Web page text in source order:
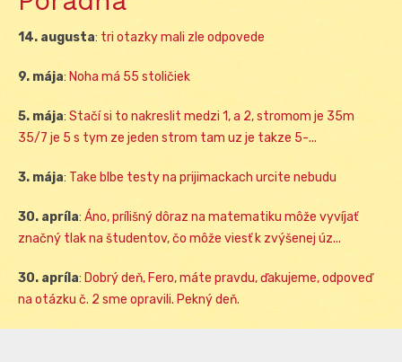
14. augusta: tri otazky mali zle odpovede
9. mája: Noha má 55 stoličiek
5. mája: Stačí si to nakreslit medzi 1, a 2, stromom je 35m
35/7 je 5 s tym ze jeden strom tam uz je takze 5-...
3. mája: Take blbe testy na prijimackach urcite nebudu
30. apríla: Áno, prílišný dôraz na matematiku môže vyvíjať
značný tlak na študentov, čo môže viesť k zvýšenej úz...
30. apríla: Dobrý deň, Fero, máte pravdu, ďakujeme, odpoveď
na otázku č. 2 sme opravili. Pekný deň.